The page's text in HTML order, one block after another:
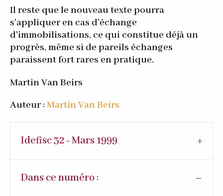
Il reste que le nouveau texte pourra
s'appliquer en cas d'échange
d'immobilisations, ce qui constitue déjà un
progrès, même si de pareils échanges
paraissent fort rares en pratique.
Martin Van Beirs
Auteur : Martin Van Beirs
Idefisc 32 - Mars 1999
Dans ce numéro :